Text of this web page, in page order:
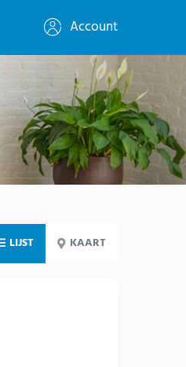
Account
LIJST KAART